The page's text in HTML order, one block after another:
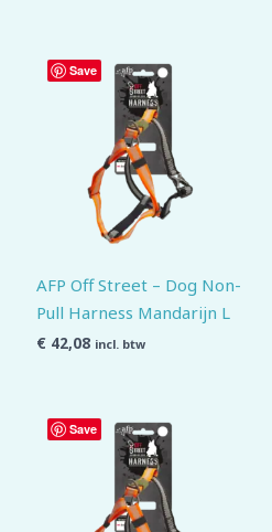
Save
AFP Off Street – Dog Non-
Pull Harness Mandarijn L
€ 42,08 incl. btw
Save